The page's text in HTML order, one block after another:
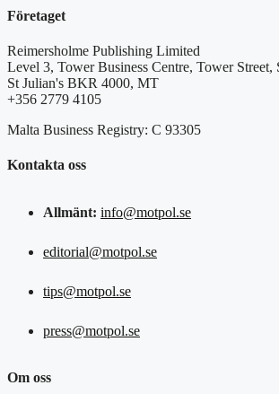
Företaget
Reimersholme Publishing Limited
Level 3, Tower Business Centre, Tower Street,
St Julian's BKR 4000, MT
+356 2779 4105
Malta Business Registry: C 93305
Kontakta oss
Allmänt: info@motpol.se
editorial@motpol.se
tips@motpol.se
press@motpol.se
Om oss